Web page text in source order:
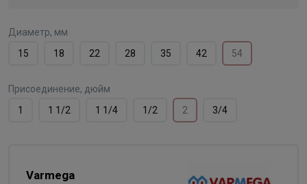
Диаметр, мм
15
18 22 28 35 42 54
Присоединение, дюйм
1
1 1/2 1 1/4 1/2 2 3/4
Varmega